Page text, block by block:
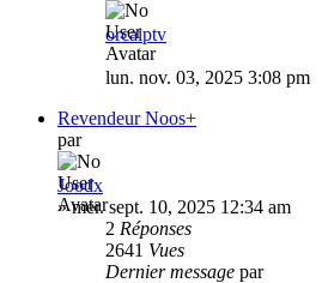
orcaiptv
lun. nov. 03, 2025 3:08 pm
Revendeur Noos+
par
Joodx
»mer. sept. 10, 2025 12:34 am
2 Réponses
2641 Vues
Dernier message par